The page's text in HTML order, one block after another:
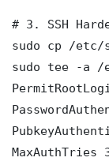
# 3. SSH
sudo cp /etc/
sudo tee -a /
MaxAuthTries